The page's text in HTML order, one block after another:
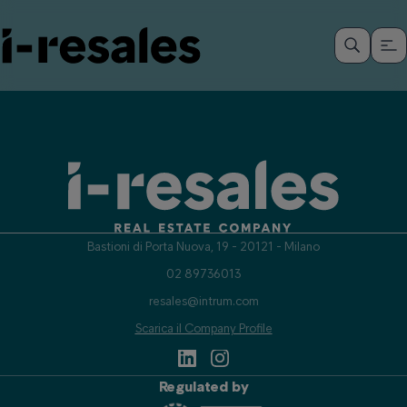
Bastioni di Porta Nuova, 19 - 20121 - Milano
02 89736013
resales@intrum.com
Scarica il Company Profile
Regulated by